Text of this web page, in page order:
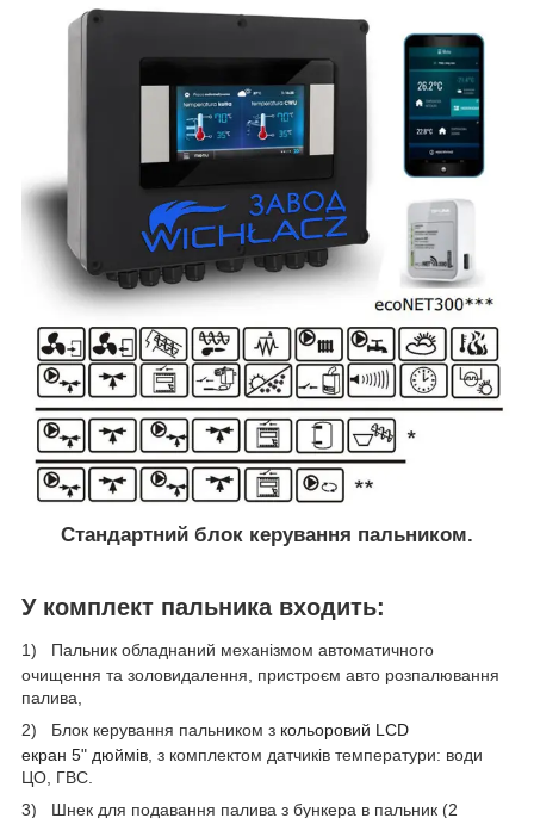
Стандартний блок керування пальником.
У комплект пальника входить:
1)
Пальник обладнаний механізмом автоматичного
очищення та золовидалення, пристроєм авто розпалювання
палива,
2)
Блок керування пальником з кольоровий LCD
екран 5" дюймів , з комплектом датчиків температури: води
ЦО, ГВС.
3)
Шнек для подавання палива з бункера в пальник (2